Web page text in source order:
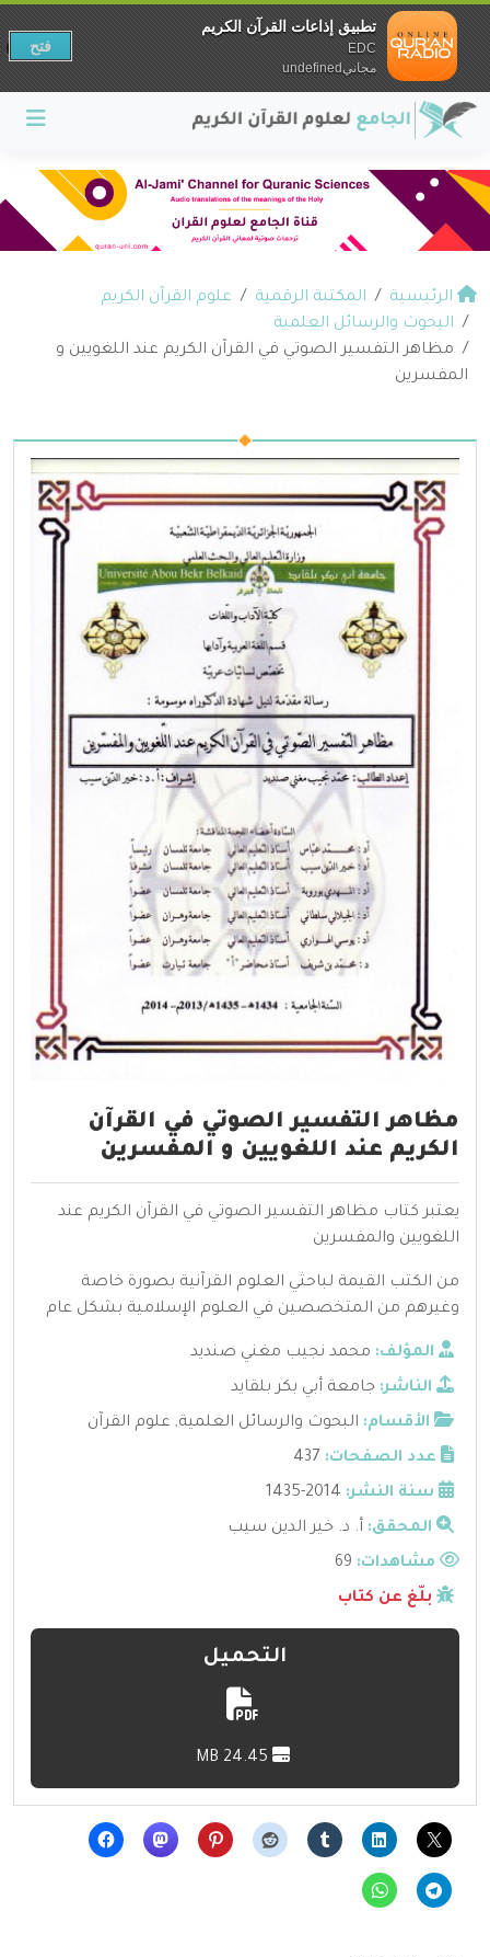
الرئيسية المكتبة الرقمية
علوم القرآن الكريم
البحوث والرسائل العلمية
مظاهر التفسير الصوتي في القرآن الكريم عند اللغويين و
المفسرين
مظاهر التفسير الصوتي في القرآن
الكريم عند اللغويين و المفسرين
يعتبر كتاب مظاهر التفسير الصوتي في القرآن الكريم عند
اللغويين والمفسرين
من الكتب القيمة لباحثي العلوم القرآنية بصورة خاصة
وغيرهم من المتخصصين في العلوم الإسلامية بشكل عام
المؤلف: محمد نجيب مغني صنديد
الناشر: جامعة أبي بكر بلقايد
الأقسام: البحوث والرسائل العلمية, علوم القرآن
عدد الصفحات: 437
سنة النشر: 2014-1435
المحقق: أ. د. خير الدين سيب
مشاهدات:
بلّغ عن كتاب
التحميل
تطبيق إذاعات القرآن الكريم
EDC
مجانيundefined
فتح